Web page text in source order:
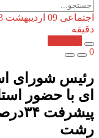
اجتماعی 09 اردیبهشت 1403 - 2 سال پیش
دقیقه
0
رئیس شورای
ای با حضور
رشت